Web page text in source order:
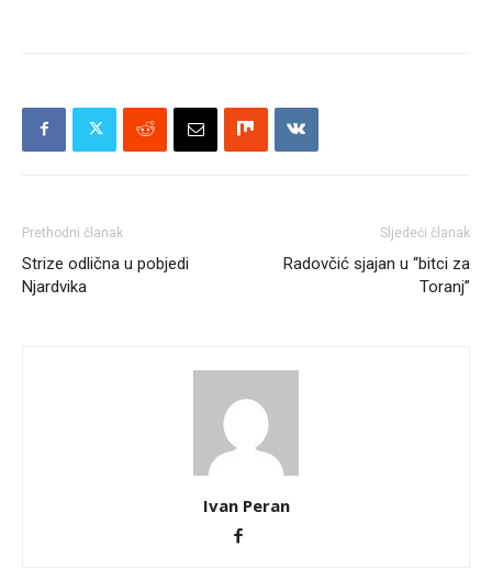
Prethodni članak
Strize odlična u pobjedi
Njardvika
Sljedeći članak
Radovčić sjajan u “bitci za
Toranj”
Ivan Peran